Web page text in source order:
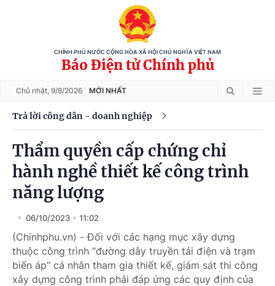
CHÍNH PHỦ NƯỚC CỘNG HÒA XÃ HỘI CHỦ NGHĨA VIỆT NAM
Báo Điện tử Chính phủ
Chủ nhật, 9/8/2026 MỚI NHẤT
Trả lời công dân - doanh nghiệp
Thẩm quyền cấp chứng chỉ
hành nghề thiết kế công trình
năng lượng
06/10/2023 11:02
(Chinhphu.vn) - Đối với các hạng mục xây dựng
thuộc công trình “đường dây truyền tải điện và trạm
biến áp” cá nhân tham gia thiết kế, giám sát thi công
xây dựng công trình phải đáp ứng các quy định của